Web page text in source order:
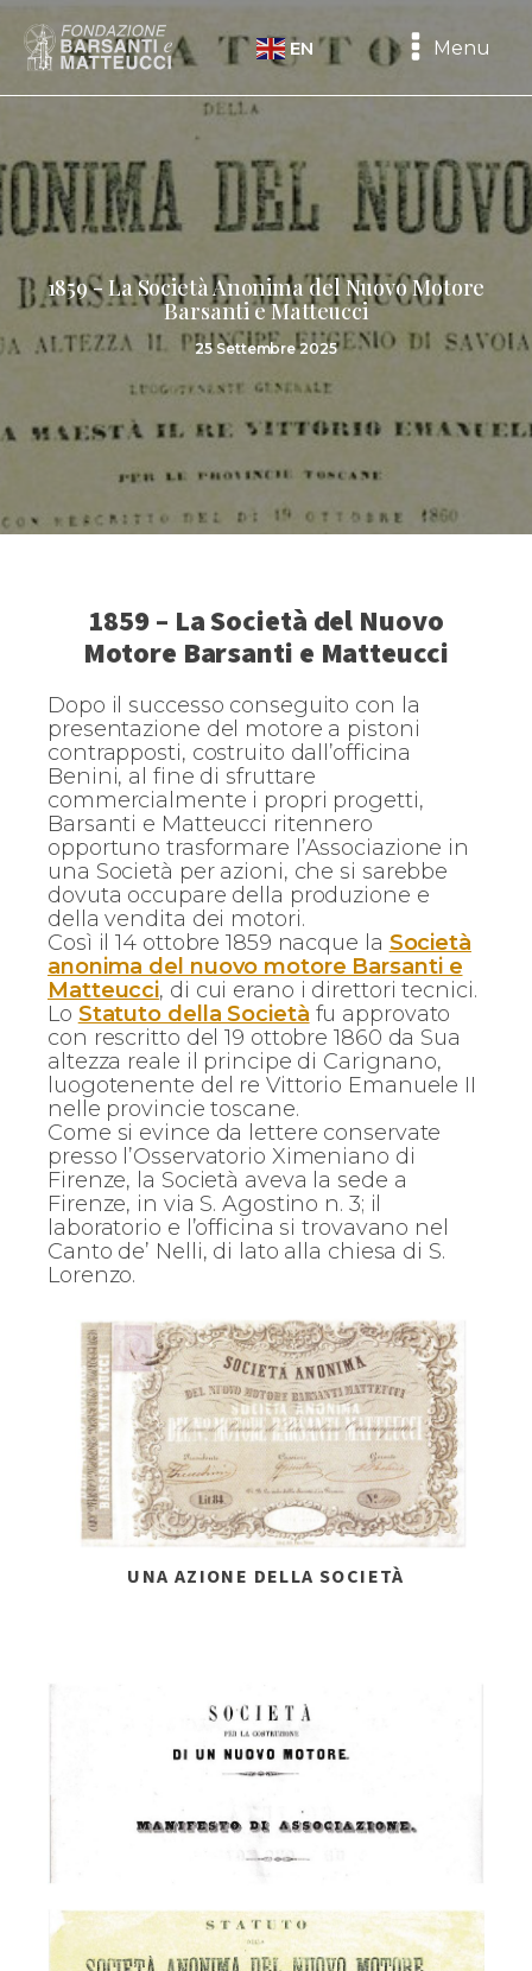
EN Menu
1859 - La Società Anonima del Nuovo Motore
Barsanti e Matteucci
25 Settembre 2025
1859 – La Società del Nuovo
Motore Barsanti e Matteucci
Dopo il successo conseguito con la
presentazione del motore a pistoni
contrapposti, costruito dall’officina
Benini, al fine di sfruttare
commercialmente i propri progetti,
Barsanti e Matteucci ritennero
opportuno trasformare l’Associazione in
una Società per azioni, che si sarebbe
dovuta occupare della produzione e
della vendita dei motori.
Così il 14 ottobre 1859 nacque la Società
anonima del nuovo motore Barsanti e
Matteucci, di cui erano i direttori tecnici.
Lo Statuto della Società fu approvato
con rescritto del 19 ottobre 1860 da Sua
altezza reale il principe di Carignano,
luogotenente del re Vittorio Emanuele II
nelle provincie toscane.
Come si evince da lettere conservate
presso l’Osservatorio Ximeniano di
Firenze, la Società aveva la sede a
Firenze, in via S. Agostino n. 3; il
laboratorio e l’officina si trovavano nel
Canto de’ Nelli, di lato alla chiesa di S.
Lorenzo.
UNA AZIONE DELLA SOCIETÀ